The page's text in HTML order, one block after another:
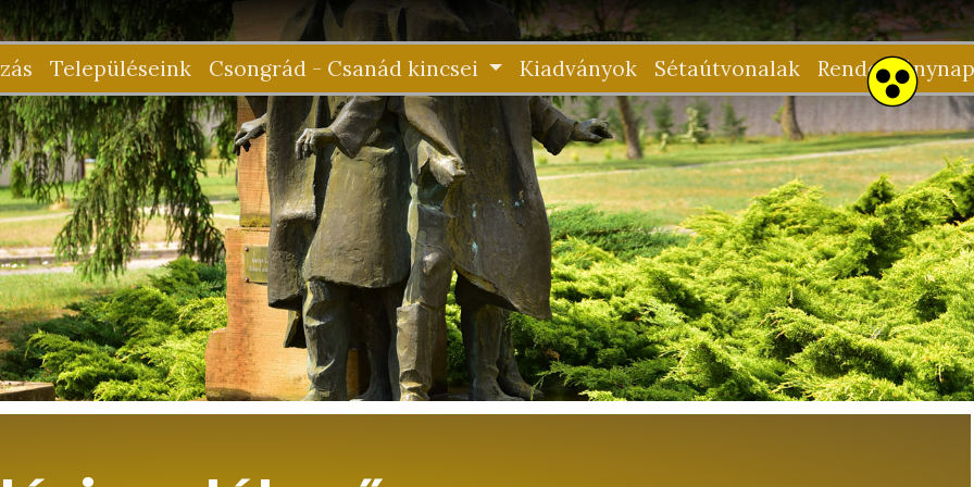
Településeink Csongrád - Csanád kincsei Kiadványok Sétaútvonalak